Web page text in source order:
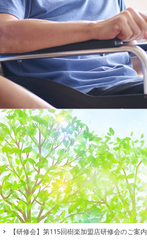
【研修会】第115回樹楽加盟店研修会のご案内